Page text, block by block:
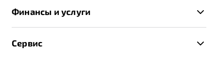
X70
Спецпредложения и Акции
Записаться на тест-драйв
Финансы и услуги
Трейд-ин
Сервис